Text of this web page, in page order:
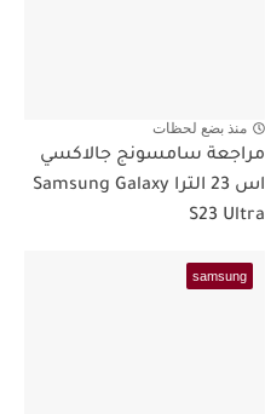
منذ بضع لحظات
مراجعة سامسونج جالاكسي
اس 23 الترا Samsung Galaxy
S23 Ultra
samsung